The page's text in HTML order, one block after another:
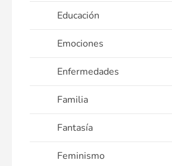
Educación
Emociones
Enfermedades
Familia
Fantasía
Feminismo